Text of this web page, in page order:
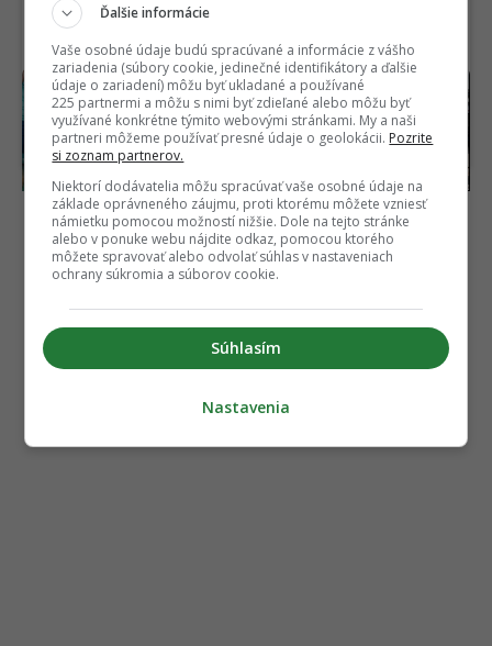
Najlepší komediálny
seriál sa vrátil a prvá časť
už je online. Ohlasy sa
rozchádzajú
Čínske autá útočia na
svoju najväčšiu slabinu.
Toto má byť riešenie,
ako si získať Slovákov
Ďalšie informácie
Vaše osobné údaje budú spracúvané a informácie z vášho
zariadenia (súbory cookie, jedinečné identifikátory a ďalšie
údaje o zariadení) môžu byť ukladané a používané
225 partnermi a môžu s nimi byť zdieľané alebo môžu byť
využívané konkrétne týmito webovými stránkami. My a naši
partneri môžeme používať presné údaje o geolokácii. Pozrite
si zoznam partnerov.
Niektorí dodávatelia môžu spracúvať vaše osobné údaje na
základe oprávneného záujmu, proti ktorému môžete vzniesť
námietku pomocou možností nižšie. Dole na tejto stránke
alebo v ponuke webu nájdite odkaz, pomocou ktorého
môžete spravovať alebo odvolať súhlas v nastaveniach
ochrany súkromia a súborov cookie.
Súhlasím
Nastavenia